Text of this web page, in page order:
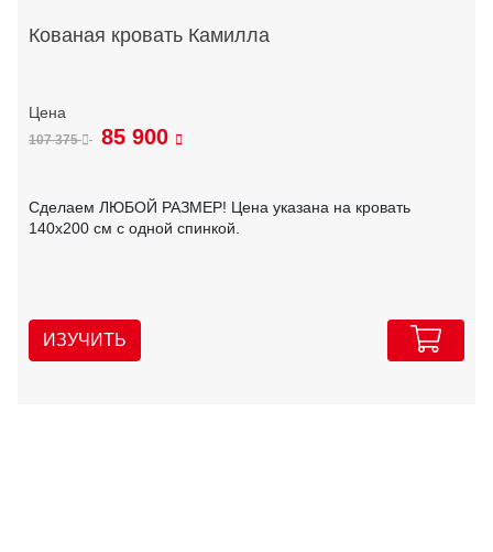
Кованая кровать Камилла
107 375 85 900
Сделаем ЛЮБОЙ РАЗМЕР! Цена указана на кровать
140х200 см с одной спинкой.
ИЗУЧИТЬ